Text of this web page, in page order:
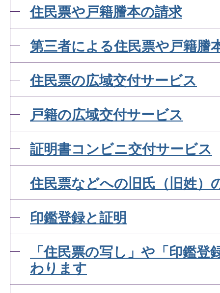
婚姻届の手続方法について
外国人と結婚する場合どの
ですか。
未成年ですが、婚姻届を出
か。
婚姻届の証人は必要ですか
子どもの親権者が決まらな
まま離婚届を提出すること
住民票や戸籍謄本の請求
第三者による住民票や戸籍謄
住民票の広域交付サービス
戸籍の広域交付サービス
証明書コンビニ交付サービス
住民票などへの旧氏（旧姓）
印鑑登録と証明
「住民票の写し」や「印鑑登
わります